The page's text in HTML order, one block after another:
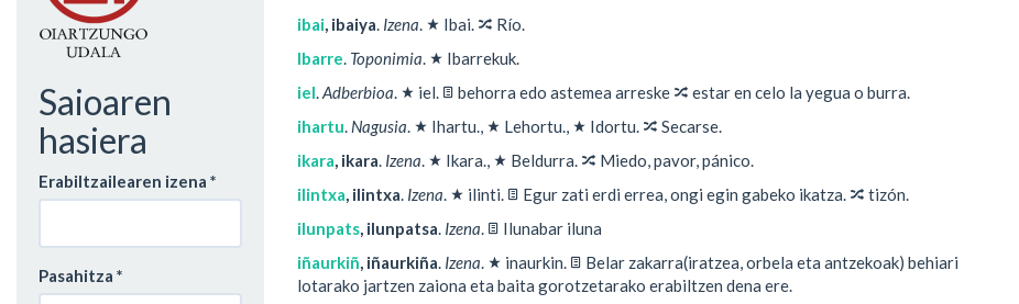
Saioaren
hasiera
Erabiltzailearen izena *
Pasahitza *
ibai ibaiya Izena ★ Ibai. 🔀 Río.
Ibarre Toponimia ★ Ibarrekuk.
iel Adberbioa ★ iel. 📄 behorra edo astemea arreske 🔀 estar en celo la yegua o burra.
ihartu Nagusia ★ Ihartu., ★ Lehortu., ★ Idortu. 🔀 Secarse.
ikara ikara Izena ★ Ikara., ★ Beldurra. 🔀 Miedo, pavor, pánico.
ilintxa ilintxa Izena ★ ilinti. 📄 Egur zati erdi errea, ongi egin gabeko ikatza. 🔀 tizón.
ilunpats ilunpatsa Izena 📄 Ilunabar iluna
iñaurkiñ iñaurkiña Izena ★ inaurkin. 📄 Belar zakarra(iratzea, orbela eta antzekoak) behiari
lotarako jartzen zaiona eta baita gorotzetarako erabiltzen dena ere.